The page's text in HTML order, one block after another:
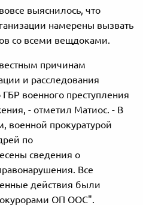
выяснилось, что
намерены вызвать
со всеми вещдоками.
причинам
и расследования
военного преступления
- отметил Матиос. - В
военной прокуратурой
по
сведения о
Все
действия были
ОП ООС".